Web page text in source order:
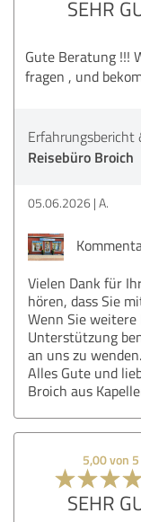
SEHR
Gute Beratung !!!
fragen , und
Erfahrungsbericht
Reisebüro Broich
05.06.2026 A.
Vielen Dank für
hören, dass Sie
Wenn Sie weitere
Unterstützung
an uns zu
Alles Gute und
Broich aus
5,00 von 5
SEHR